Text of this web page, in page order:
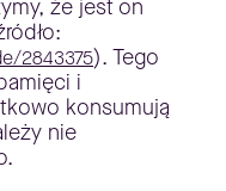
że jest on
2843375). Tego
i
konsumują
nie